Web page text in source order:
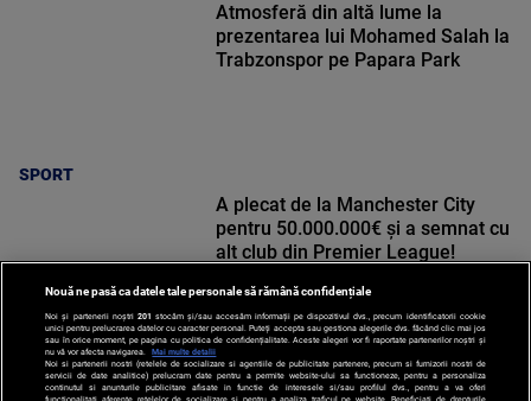
SPORT
Atmosferă din altă lume la
prezentarea lui Mohamed Salah la
Trabzonspor pe Papara Park
SPORT
A plecat de la Manchester City
pentru 50.000.000€ și a semnat cu
alt club din Premier League!
Nouă ne pasă ca datele tale personale să rămână confidențiale
Noi și partenerii noștri 201 stocăm și/sau accesăm informații pe dispozitivul dvs., precum identificatorii cookie
unici pentru prelucrarea datelor cu caracter personal. Puteți accepta sau gestiona alegerile dvs. făcând clic mai jos
sau în orice moment, pe pagina cu politica de confidențialitate. Aceste alegeri vor fi raportate partenerilor noștri și
nu vă vor afecta navigarea.
Mai multe detalii
Noi si partenerii nostri (retelele de socializare si agentiile de publicitate partenere, precum si furnizorii nostri de
servicii de date analitice) prelucram date pentru a permite website-ului sa functioneze, pentru a personaliza
continutul si anunturile publicitare afisate in functie de interesele si/sau profilul dvs., pentru a va oferi
functionalitati aferente retelelor de socializare si pentru a analiza traficul pe website. Beneficiati de drepturile